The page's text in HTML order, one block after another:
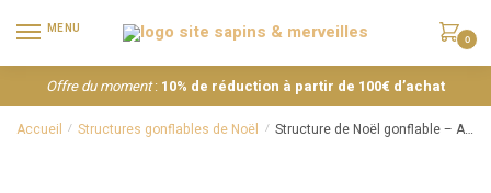
MENU
0
Offre du moment: 10% de réduction à partir de 100€ d’achat
Accueil / Structures gonflables de Noël / Structure de Noël gonflable – Arche de Noël